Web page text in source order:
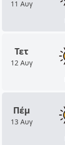
11 Αυγ
Τετ
12 Αυγ
Πέμ
13 Αυγ